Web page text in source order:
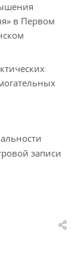
в Первом
записи